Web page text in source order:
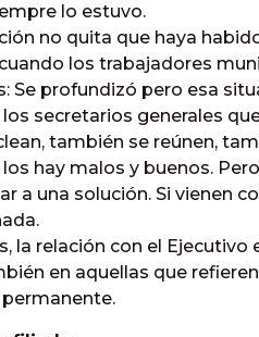
lo estuvo.
no quita que haya
los trabajadores
Se profundizó pero esa
secretarios generales
también se reúnen,
hay malos y buenos.
a una solución. Si vienen
la relación con el
en aquellas que